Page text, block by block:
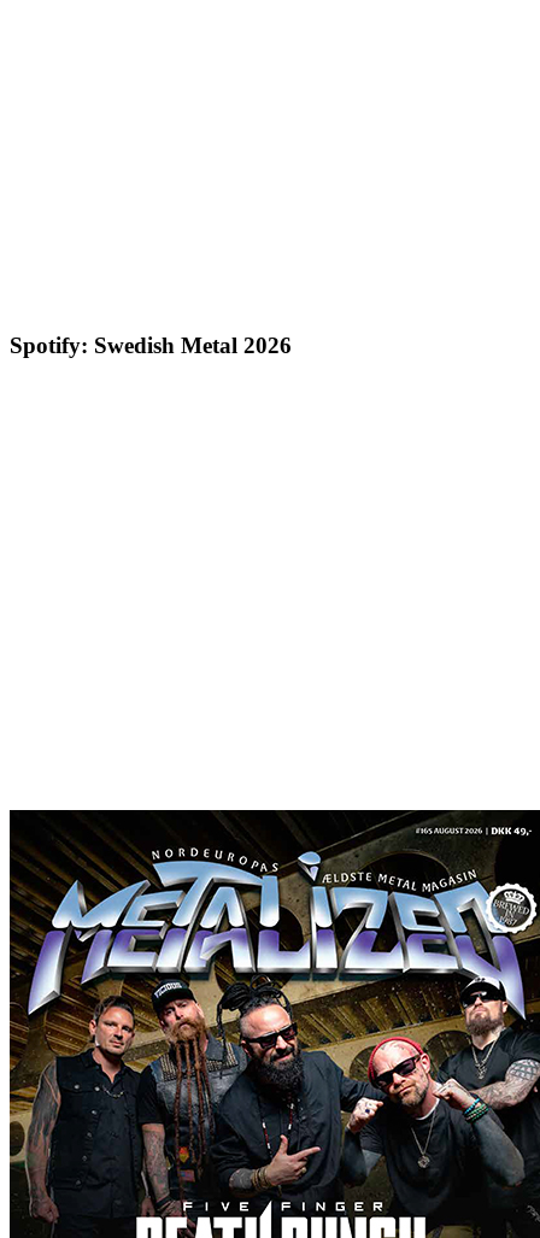
Spotify: Swedish Metal 2026